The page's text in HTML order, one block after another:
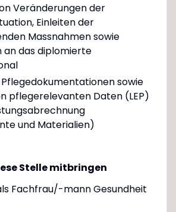
Veränderungen der
Einleiten der
Massnahmen sowie
an das diplomierte
sowie
pflegerelevanten Daten (LEP)
und Materialien)
Stelle mitbringen
Fachfrau/-mann Gesundheit